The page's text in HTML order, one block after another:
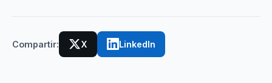
Compartir: X LinkedIn